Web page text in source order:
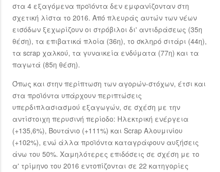
στα 4 εξαγόμενα προϊόντα δεν εμφανίζονταν στη
σχετική λίστα το 2016. Από πλευράς αυτών των νέων
εισόδων ξεχωρίζουν οι στρόβιλοι δι' αντιδράσεως (35η
θέση), τα επιβατικά πλοία (36η), το σκληρό σιτάρι (44η),
τα scrap χαλκού, τα γυναικεία ενδύματα (77η) και τα
παγωτά (85η θέση).
Όπως και στην περίπτωση των αγορών-στόχων, έτσι και
στα προϊόντα υπάρχουν περιπτώσεις
υπερδιπλασιασμού εξαγωγών, σε σχέση με την
αντίστοιχη περυσινή περίοδο: Ηλεκτρική ενέργεια
(+135,6%), Βουτάνιο (+111%) και Scrap Αλουμινίου
(+102%), ενώ άλλα προϊόντα καταγράφουν αυξήσεις
άνω του 50%. Χαμηλότερες επιδόσεις σε σχέση με το
α' τρίμηνο του 2016 εντοπίζονται σε 22 κατηγορίες